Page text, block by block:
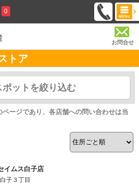
0
お問合せ
トア
ポットを絞り込む
ージであり、各店舗への問い合わせは当
イムス白子店
子３丁目